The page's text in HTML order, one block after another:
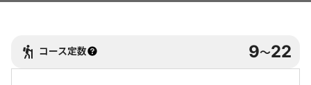
コース定数 9〜22